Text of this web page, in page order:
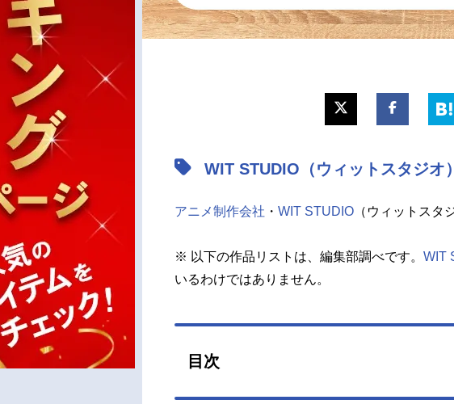
WIT STUDIO（ウィットスタジオ
アニメ制作会社 ・ WIT STUDIO （ウィットスタ
※ 以下の作品リストは、編集部調べです。 WIT
いるわけではありません。
目次